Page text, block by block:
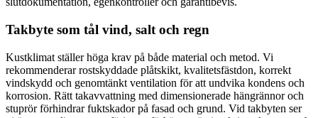
Takbyte som tål vind, salt och regn
Kustklimat ställer höga krav på både material och metod. Vi
rekommenderar rostskyddade plåtskikt, kvalitetsfästdon, korrekt
vindskydd och genomtänkt ventilation för att undvika kondens och
korrosion. Rätt takavvattning med dimensionerade hängrännor och
stuprör förhindrar fuktskador på fasad och grund. Vid takbyten ser